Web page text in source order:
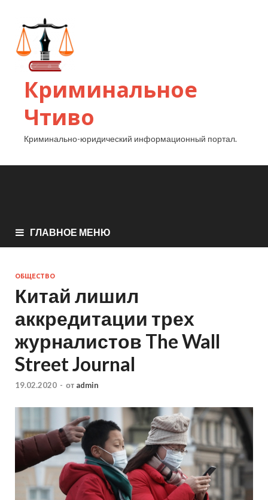
Криминальное
Чтиво
Криминально-юридический информационный портал.
ГЛАВНОЕ МЕНЮ
ОБЩЕСТВО
Китай лишил
аккредитации трех
журналистов The Wall
Street Journal
19.02.2020 - от admin